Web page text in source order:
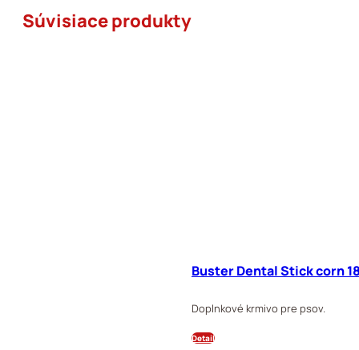
Súvisiace produkty
Buster Dental Stick corn
Doplnkové krmivo pre psov.
Detail